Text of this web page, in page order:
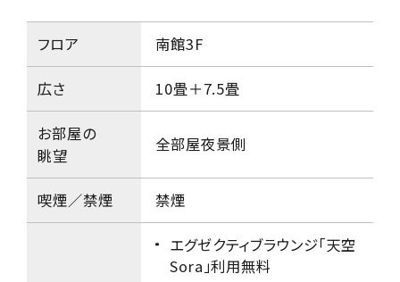
フロア 南館3F
広さ 10畳＋7.5畳
お部屋の
眺望
全部屋夜景側
喫煙／禁煙 禁煙
エグゼクティブラウンジ「天空
Sora」利用無料